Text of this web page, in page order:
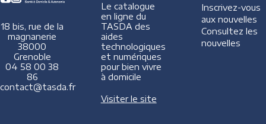
18 bis, rue de la
magnanerie
38000
Grenoble
04 58 00 38
86
contact@tasda.fr
Le catalogue
en ligne du
TASDA des
aides
technologiques
et numériques
pour bien vivre
à domicile
Visiter le site
Inscrivez-vous
aux nouvelles
Consultez les
nouvelles